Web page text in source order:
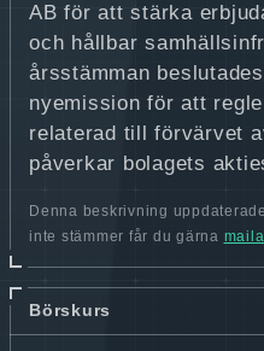
AB för att stärka
och hållbar
årsstämman
nyemission för att
relaterad till förvärvet
påverkar bolagets
Denna beskrivning
inte stämmer får du gärna maila
Börskurs